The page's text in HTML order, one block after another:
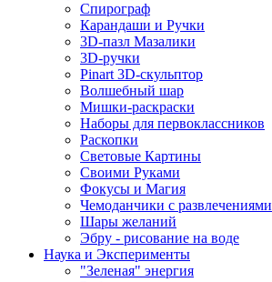
Спирограф
Карандаши и Ручки
3D-пазл Мазалики
3D-ручки
Pinart 3D-скульптор
Волшебный шар
Мишки-раскраски
Наборы для первоклассников
Раскопки
Световые Картины
Своими Руками
Фокусы и Магия
Чемоданчики с развлечениями
Шары желаний
Эбру - рисование на воде
Наука и Эксперименты
"Зеленая" энергия